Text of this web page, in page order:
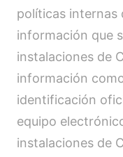
políticas internas
información que
instalaciones de
información
identificación
equipo
instalaciones de